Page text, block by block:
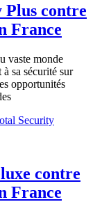
Plus contre
France
vaste monde
sa sécurité sur
opportunités
contre
France